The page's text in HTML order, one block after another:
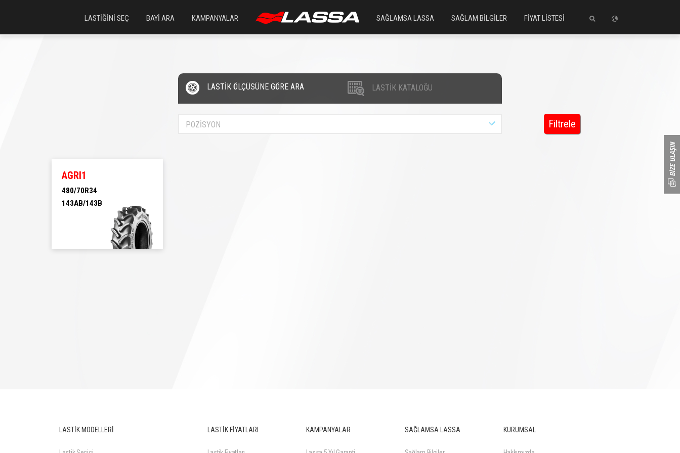
LASTİĞİNİ SEÇ BAYİ ARA KAMPANYALAR SAĞLAMSA LASSA SAĞLAM BİLGİLER FİYAT LİSTESİ
LASTİK ÖLÇÜSÜNE GÖRE ARA LASTİK KATALOĞU
POZİSYON Filtrele
AGRI1
480/70R34
143AB/143B
LASTİK MODELLERİ LASTİK FİYATLARI KAMPANYALAR SAĞLAMSA LASSA KURUMSAL